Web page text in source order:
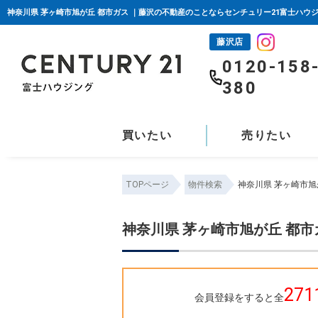
神奈川県 茅ヶ崎市旭が丘 都市ガス ｜藤沢の不動産のことならセンチュリー21富士ハウ
藤沢店
0120-
380
買いたい 売りたい
TOPページ 物件検索 神奈川県 茅ヶ崎市
神奈川県 茅ヶ崎市旭が丘 都
会員登録をすると全